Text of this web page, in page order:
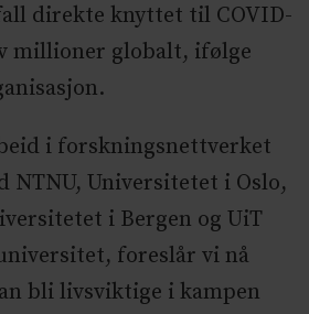
direkte knyttet til COVID-
millioner globalt, ifølge
i forskningsnettverket
NTNU, Universitetet i Oslo,
i Bergen og UiT
foreslår vi nå
bli livsviktige i kampen